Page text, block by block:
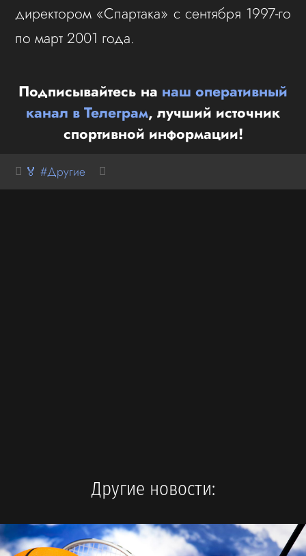
директором «Спартака» с сентября 1997-го
по март 2001 года.
Подписывайтесь на наш оперативный
канал в Телеграм, лучший источник
спортивной информации!
🏅 #Другие
Другие новости: